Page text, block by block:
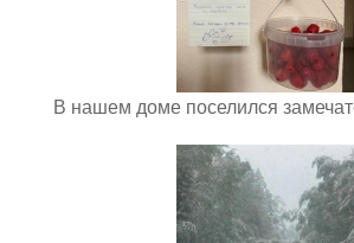
В нашем доме поселился